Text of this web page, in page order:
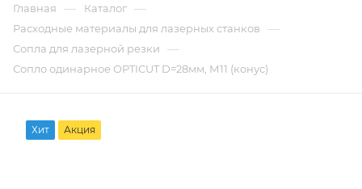
Главная — Каталог —
Расходные материалы для лазерных станков —
Сопла для лазерной резки —
Сопло одинарное OPTICUT D=28мм, М11 (конус)
Хит Акция